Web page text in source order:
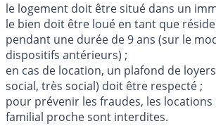
le logement doit être situé dans un
le bien doit être loué en tant que
pendant une durée de 9 ans (sur le
dispositifs antérieurs) ;
en cas de location, un plafond de
social, très social) doit être respecté ;
pour prévenir les fraudes, les locations
familial proche sont interdites.